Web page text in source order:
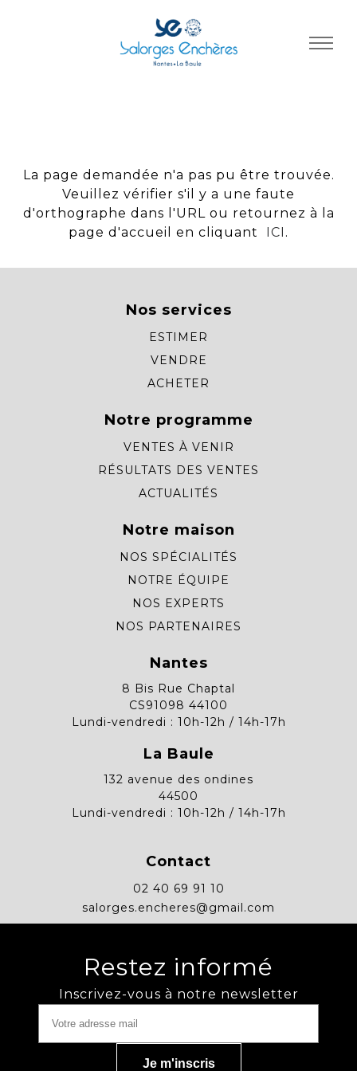
La page demandée n'a pas pu être trouvée.
Veuillez vérifier s'il y a une faute
d'orthographe dans l'URL ou retournez à la
page d'accueil en cliquant
ICI .
Nos services
ESTIMER
VENDRE
ACHETER
Notre programme
VENTES À VENIR
RÉSULTATS DES VENTES
ACTUALITÉS
Notre maison
NOS SPÉCIALITÉS
NOTRE ÉQUIPE
NOS EXPERTS
NOS PARTENAIRES
Nantes
8 Bis Rue Chaptal
CS91098 44100
Lundi-vendredi : 10h-12h / 14h-17h
La Baule
132 avenue des ondines
44500
Lundi-vendredi : 10h-12h / 14h-17h
Contact
02 40 69 91 10
salorges.encheres@gmail.com
Restez informé
Inscrivez-vous à notre newsletter